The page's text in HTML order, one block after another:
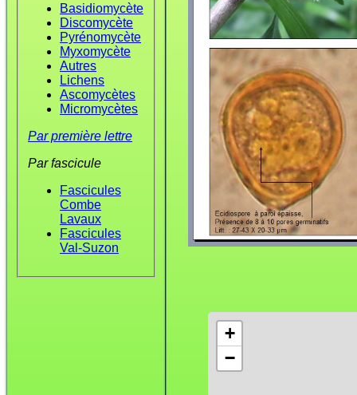
Basidiomycète
Discomycète
Pyrénomycète
Myxomycète
Autres
Lichens
Ascomycètes
Micromycètes
Par première lettre
Par fascicule
Fascicules
Combe
Lavaux
Fascicules
Val-Suzon
+
−